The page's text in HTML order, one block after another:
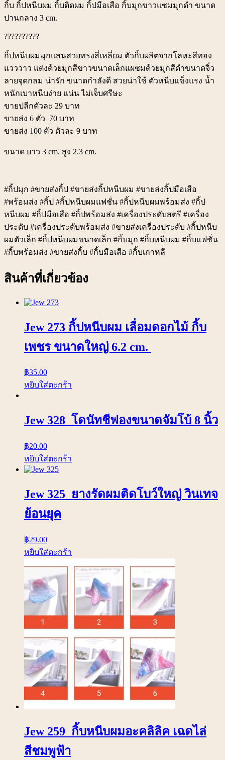
กิ้บ กิ้ปหนีบผม กิ้บติดผม กิ้ปมือเสือ กิ้บมุกขาวแซมมุกดำ ขนาด
ปานกลาง 3 cm.
??????????
กิ้ปหนีบผมมุกแสนสวยทรงสี่เหลี่ยม ตัวกิ้บผลิตจากโลหะสีทอง
แวววาว แต่งด้วยมุกสีขาวขนาดเล็กแผซมด้วยมุกสีดำขนาดจิ๋ว
ลายจุดกลม น่ารัก ขนาดกำลังดี สวยน่าใช้ ตัวหนีบแข็งแรง น้ำ
หนักเบาหนีบง่าย แน่น ไม่เจ็บศรีษะ
ขายปลีกตัวละ 29 บาท
ขายส่ง 6 ตัว 70 บาท
ขายส่ง 100 ตัว ตัวละ 9 บาท
ขนาด ยาว 3 cm. สูง 2.3 cm.
#กิ้ปมุก #ขายส่งกิ้ป #ขายส่งกิ้ปหนีบผม #ขายส่งกิ้ปมือเสือ
#พร้อมส่ง #กิ้ป #กิ้ปหนีบผมแฟชั่น #กิ้ปหนีบผมพร้อมส่ง #กิ้ป
หนีบผม #กิ้ปมือเสือ #กิ้ปพร้อมส่ง #เครื่องประดับสตรี #เครื่อง
ประดับ #เครื่องประดับพร้อมส่ง #ขายส่งเครื่องประดับ #กิ้ปหนีบ
ผมตัวเล็ก #กิ้ปหนีบผมขนาดเล็ก #กิ้บมุก #กิ้บหนีบผม #กิ้บแฟชั่น
#กิ้บพร้อมส่ง #ขายส่งกิ้บ #กิ้บมือเสือ #กิ้บเกาหลี
สินค้าที่เกี่ยวข้อง
Jew 273 กิ้ปหนีบผม เลื่อมดอกไม้ กิ้บ
เพชร ขนาดใหญ่ 6.2 cm.
฿35.00
หยิบใส่ตะกร้า
Jew 328 โดนัทชีฟองขนาดจัมโบ้ 8 นิ้ว
฿20.00
หยิบใส่ตะกร้า
Jew 325 ยางรัดผมติดโบว์ใหญ่ วินเทจ
ย้อนยุค
฿29.00
หยิบใส่ตะกร้า
Jew 259 กิ้บหนีบผมอะคลิลิค เฉดไล่
สีชมพูฟ้า